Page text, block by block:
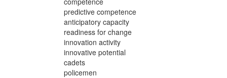
predictive competence
anticipatory capacity
readiness for change
innovation activity
innovative potential
cadets
policemen